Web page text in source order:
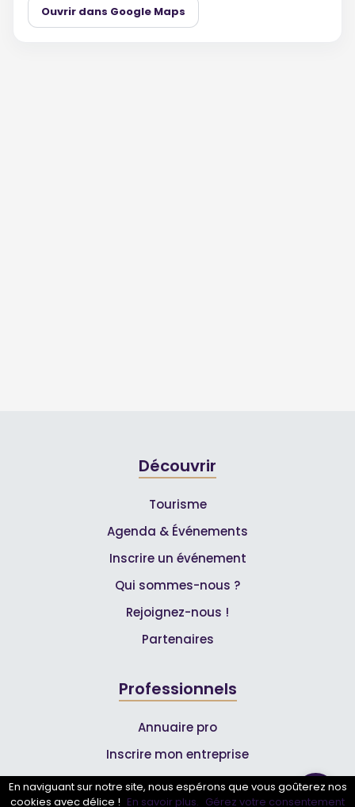
Ouvrir dans Google Maps
Découvrir
Tourisme
Agenda & Événements
Inscrire un événement
Qui sommes-nous ?
Rejoignez-nous !
Partenaires
Professionnels
Annuaire pro
Inscrire mon entreprise
Les Abonnements Pros
En naviguant sur notre site, nous espérons que vous goûterez nos
cookies avec délice ! En savoir plus. Gérez votre consentement